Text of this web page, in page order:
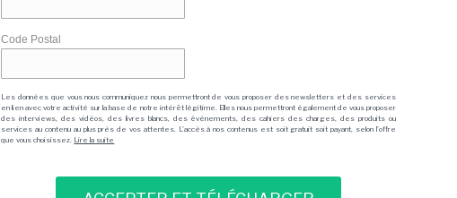
Code Postal
Les données que vous nous communiquez nous permettront de vous proposer des newsletters et des services
en lien avec votre activité sur la base de notre intérêt légitime. Elles nous permettront également de vous proposer
des interviews, des vidéos, des livres blancs, des événements, des cahiers des charges, des produits ou
services au contenu au plus près de vos attentes. L'accès à nos contenus est soit gratuit soit payant, selon l'offre
que vous choisissez. Lire la suite